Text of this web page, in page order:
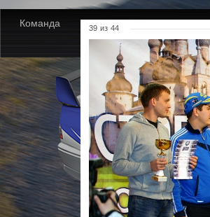
Команда Новости Партнеры
39 из 44